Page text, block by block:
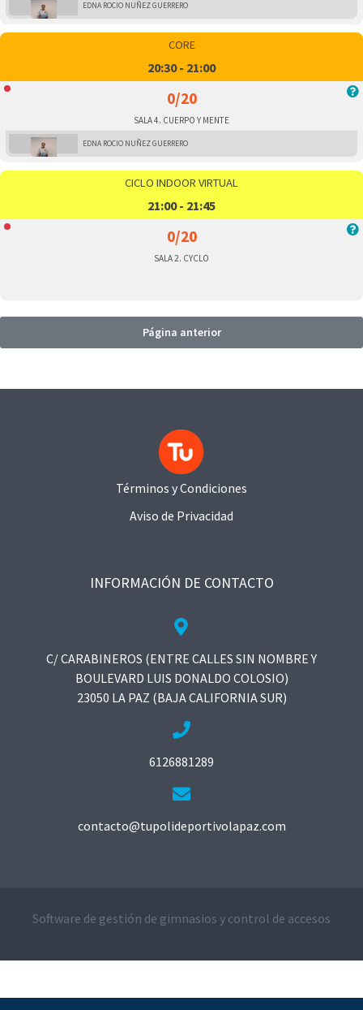
EDNA ROCIO NUÑEZ GUERRERO
CORE
20:30 - 21:00
0/20
SALA 4. CUERPO Y MENTE
EDNA ROCIO NUÑEZ GUERRERO
CICLO INDOOR VIRTUAL
21:00 - 21:45
0/20
SALA 2. CYCLO
Página anterior
Términos y Condiciones
Aviso de Privacidad
INFORMACIÓN DE CONTACTO
C/ CARABINEROS (ENTRE CALLES SIN NOMBRE Y
BOULEVARD LUIS DONALDO COLOSIO)
23050 LA PAZ (BAJA CALIFORNIA SUR)
6126881289
contacto@tupolideportivolapaz.com
Software de gestión de gimnasios y control de accesos